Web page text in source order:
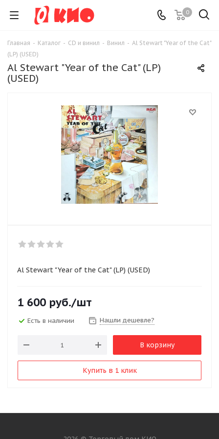
0
Главная - Каталог - CD и винил - Винил - Al Stewart "Year of the Cat"
(LP) (USED)
Al Stewart "Year of the Cat" (LP)
(USED)
Al Stewart "Year of the Cat" (LP) (USED)
1 600 руб./шт
Есть в наличии Нашли дешевле?
В корзину
Купить в 1 клик